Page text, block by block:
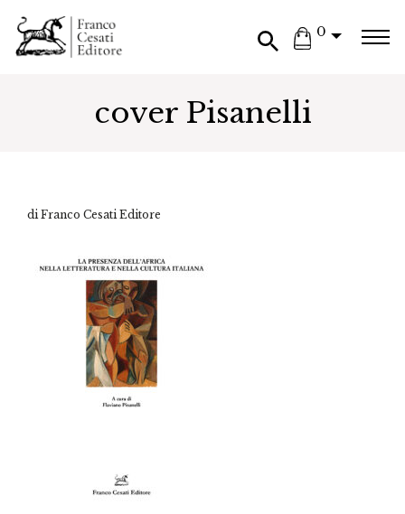
0
cover Pisanelli
di Franco Cesati Editore